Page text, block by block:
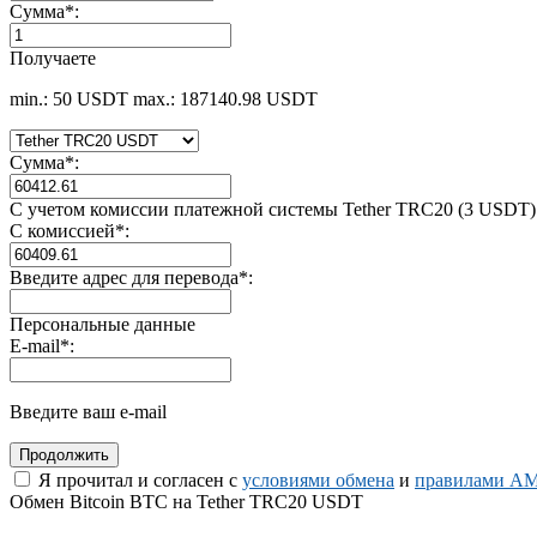
Сумма*:
Получаете
min.: 50 USDT max.: 187140.98 USDT
Сумма*:
С учетом комиссии платежной системы Tether TRC20 (3 USDT)
С комиссией*:
Введите адрес для перевода*:
Персональные данные
E-mail*:
Введите ваш e-mail
Я прочитал и согласен с условиями обмена и правилами
Обмен Bitcoin BTC на Tether TRC20 USDT